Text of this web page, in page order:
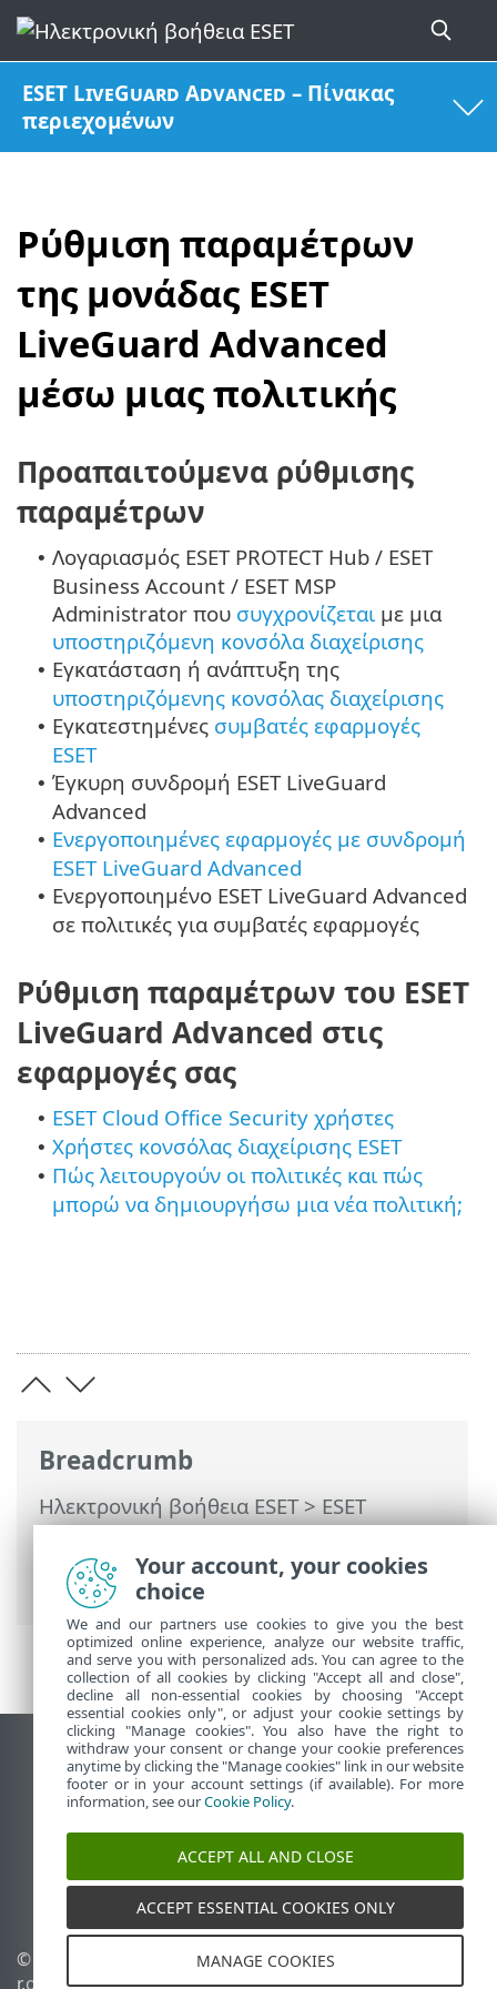
ESET LiveGuard Advanced – Πίνακας
περιεχομένων
Ρύθμιση παραμέτρων
της μονάδας ESET
LiveGuard Advanced
μέσω μιας πολιτικής
Breadcrumb
Ηλεκτρονική βοήθεια ESET>ESET
LiveGuard Advanced>Ρύθμιση
παραμέτρων της μονάδας ESET LiveGuard
Advanced μέσω μιας πολιτικής
Προαπαιτούμενα ρύθμισης
παραμέτρων
• Λογαριασμός ESET PROTECT Hub / ESET
Business Account / ESET MSP
Administrator που συγχρονίζεται με μια
υποστηριζόμενη κονσόλα διαχείρισης
• Εγκατάσταση ή ανάπτυξη της
υποστηριζόμενης κονσόλας διαχείρισης
• Εγκατεστημένες συμβατές εφαρμογές
ESET
• Έγκυρη συνδρομή ESET LiveGuard
Advanced
• Ενεργοποιημένες εφαρμογές με συνδρομή
ESET LiveGuard Advanced
• Ενεργοποιημένο ESET LiveGuard Advanced
σε πολιτικές για συμβατές εφαρμογές
Ρύθμιση παραμέτρων του ESET
LiveGuard Advanced στις
εφαρμογές σας
• ESET Cloud Office Security χρήστες
• Χρήστες κονσόλας διαχείρισης ESET
• Πώς λειτουργούν οι πολιτικές και πώς
μπορώ να δημιουργήσω μια νέα πολιτική;
Προβολή ιστότοπου επιφάνειας εργασίας
End of Life
Γνωσιακή βάση ESET
Ομάδα συζήτησης ESET
ESET Status Portal
Τοπική υποστήριξη
© 1992 - 2026 ESET, spol. s
r.o. - Με την επιφύλαξη
Διαχείριση cookies
Πολιτική cookie
Your account, your cookies
choice
We and our partners use cookies to give you the best
optimized online experience, analyze our website traffic,
and serve you with personalized ads. You can agree to the
collection of all cookies by clicking "Accept all and close",
decline all non-essential cookies by choosing "Accept
essential cookies only", or adjust your cookie settings by
clicking "Manage cookies". You also have the right to
withdraw your consent or change your cookie preferences
anytime by clicking the "Manage cookies" link in our website
footer or in your account settings (if available). For more
information, see ourCookie Policy.
ACCEPT ALL AND CLOSE
ACCEPT ESSENTIAL COOKIES ONLY
MANAGE COOKIES